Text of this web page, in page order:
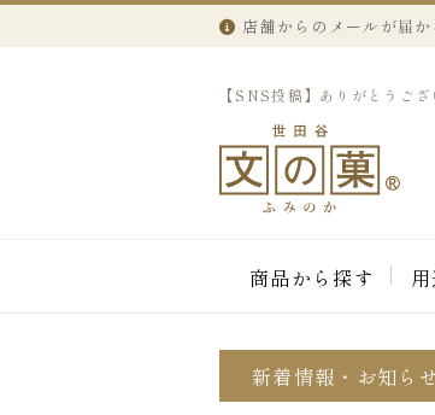
店舗からのメールが届
【SNS投稿】ありがとうご
商品から探す
新着情報・お知ら